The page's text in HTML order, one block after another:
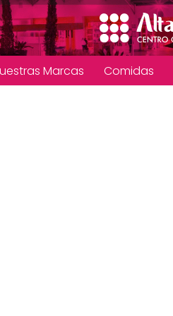
Marcas Comidas